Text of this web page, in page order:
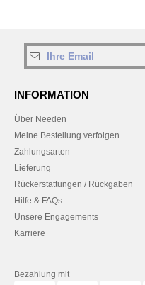
INFORMATION
Über Needen
Meine Bestellung verfolgen
Zahlungsarten
Lieferung
Rückerstattungen / Rückgaben
Hilfe & FAQs
Unsere Engagements
Karriere
Bezahlung mit